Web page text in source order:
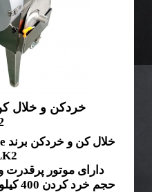
دارای موتور پرقدرت و
حجم خرد کردن 400 کیلوگرم محصول در ساعت